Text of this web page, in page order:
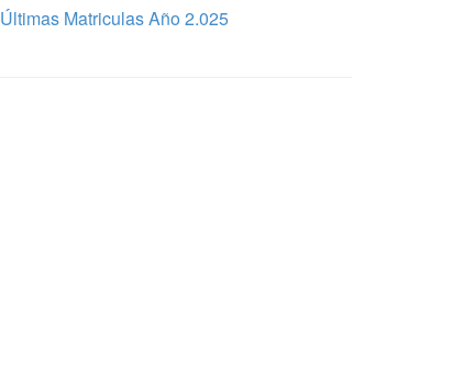
Últimas Matriculas Año 2.025